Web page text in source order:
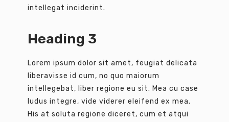
intellegat inciderint.
Heading 3
Lorem ipsum dolor sit amet, feugiat delicata
liberavisse id cum, no quo maiorum
intellegebat, liber regione eu sit. Mea cu case
ludus integre, vide viderer eleifend ex mea.
His at soluta regione diceret, cum et atqui